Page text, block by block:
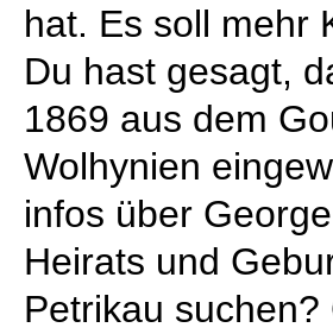
hat. Es soll mehr
Du hast gesagt,
1869 aus dem
Wolhynien
infos über
Heirats und
Petrikau